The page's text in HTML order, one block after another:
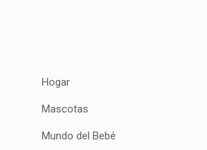
Hogar
Mascotas
Mundo del Bebé